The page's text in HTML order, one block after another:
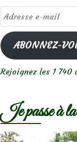
Adresse
e-
mailABONNEZ-
Rejoignez les 1 740
Je passe à